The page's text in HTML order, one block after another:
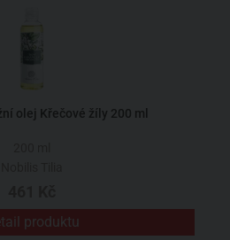
olej Křečové žíly 200 ml
produktu